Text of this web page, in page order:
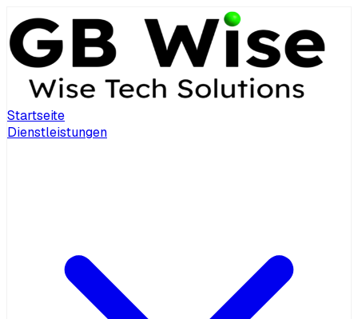
Startseite
Dienstleistungen